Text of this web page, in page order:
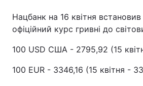
Нацбанк на 16 квітня
офіційний курс гривні до
100 USD США - 2795,92 (15
100 EUR - 3346,16 (15 квітня -